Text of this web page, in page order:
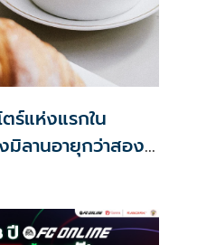
ร์แห่งแรกใน
มิลานอายุกว่าสอง